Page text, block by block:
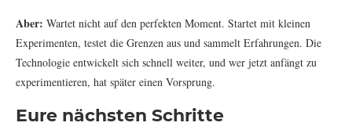
Aber: Wartet nicht auf den perfekten Moment. Startet mit kleinen
Experimenten, testet die Grenzen aus und sammelt Erfahrungen. Die
Technologie entwickelt sich schnell weiter, und wer jetzt anfängt zu
experimentieren, hat später einen Vorsprung.
Eure nächsten Schritte